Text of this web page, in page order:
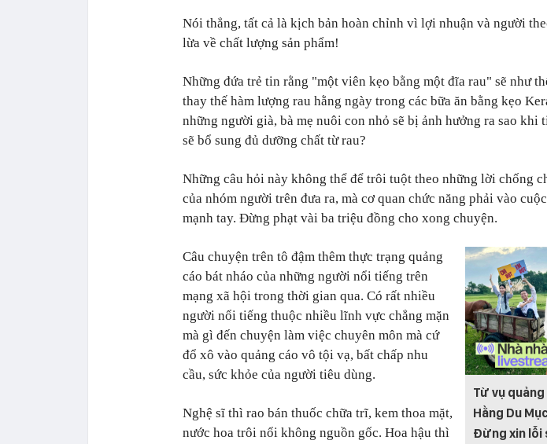
Nói thẳng, tất cả là kịch bản hoàn chỉnh vì lợi nhuận và người
lừa về chất lượng sản phẩm!
Những đứa trẻ tin rằng "một viên kẹo bằng một đĩa rau" sẽ như
thay thế hàm lượng rau hằng ngày trong các bữa ăn bằng kẹo
những người già, bà mẹ nuôi con nhỏ sẽ bị ảnh hưởng ra sao khi
sẽ bổ sung đủ dưỡng chất từ rau?
Những câu hỏi này không thể để trôi tuột theo những lời chống
của nhóm người trên đưa ra, mà cơ quan chức năng phải vào
mạnh tay. Đừng phạt vài ba triệu đồng cho xong chuyện.
Từ vụ
Hằng Du
Đừng xin lỗi
Câu chuyện trên tô đậm thêm thực trạng quảng
cáo bát nháo của những người nổi tiếng trên
mạng xã hội trong thời gian qua. Có rất nhiều
người nổi tiếng thuộc nhiều lĩnh vực chẳng mặn
mà gì đến chuyện làm việc chuyên môn mà cứ
đổ xô vào quảng cáo vô tội vạ, bất chấp nhu
cầu, sức khỏe của người tiêu dùng.
Nghệ sĩ thì rao bán thuốc chữa trĩ, kem thoa mặt,
nước hoa trôi nổi không nguồn gốc. Hoa hậu thì